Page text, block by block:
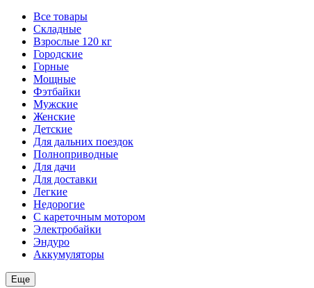
Все товары
Складные
Взрослые 120 кг
Городские
Горные
Мощные
Фэтбайки
Мужские
Женские
Детские
Для дальних поездок
Полноприводные
Для дачи
Для доставки
Легкие
Недорогие
С кареточным мотором
Электробайки
Эндуро
Аккумуляторы
Еще